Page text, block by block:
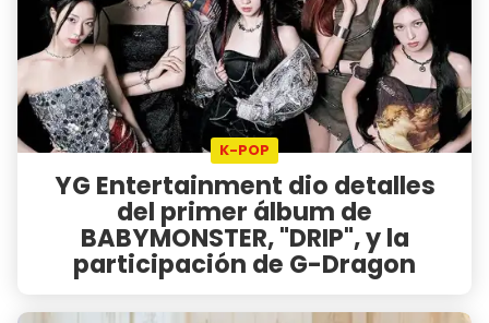
K-POP
YG Entertainment dio detalles
del primer álbum de
BABYMONSTER, "DRIP", y la
participación de G-Dragon